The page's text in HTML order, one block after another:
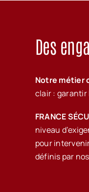
Des
Notre métier
clair : garantir
FRANCE
niveau
pour
définis par